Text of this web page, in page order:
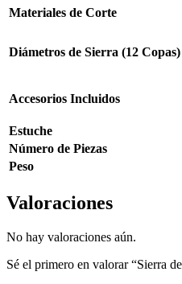
Materiales de Corte
Diámetros de Sierra (12 Copas)
Accesorios Incluidos
Estuche
Número de Piezas
Peso
Valoraciones
No hay valoraciones aún.
Sé el primero en valorar “Sierra